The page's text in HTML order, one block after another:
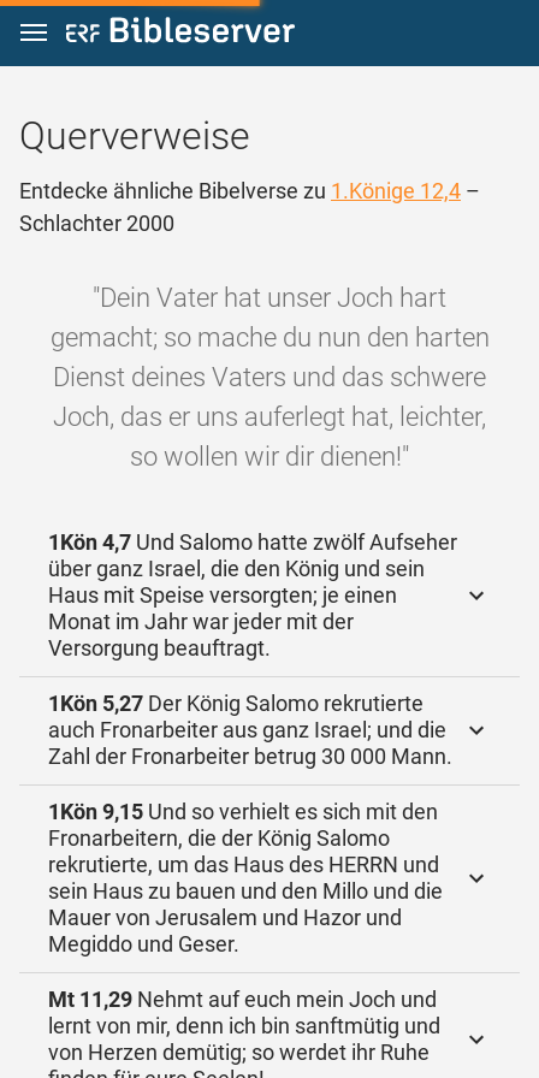
Zum Inhalt springen
Querverweise
Entdecke ähnliche Bibelverse zu 1.Könige 12,4 –
Schlachter 2000
"Dein Vater hat unser Joch hart
gemacht; so mache du nun den harten
Dienst deines Vaters und das schwere
Joch, das er uns auferlegt hat, leichter,
so wollen wir dir dienen!"
1Kön 4,7 Und Salomo hatte zwölf Aufseher
über ganz Israel, die den König und sein
Haus mit Speise versorgten; je einen
Monat im Jahr war jeder mit der
Versorgung beauftragt.
1Kön 5,27 Der König Salomo rekrutierte
auch Fronarbeiter aus ganz Israel; und die
Zahl der Fronarbeiter betrug 30 000 Mann.
1Kön 9,15 Und so verhielt es sich mit den
Fronarbeitern, die der König Salomo
rekrutierte, um das Haus des HERRN und
sein Haus zu bauen und den Millo und die
Mauer von Jerusalem und Hazor und
Megiddo und Geser.
Mt 11,29 Nehmt auf euch mein Joch und
lernt von mir, denn ich bin sanftmütig und
von Herzen demütig; so werdet ihr Ruhe